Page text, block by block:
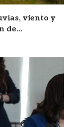
viento y
de...